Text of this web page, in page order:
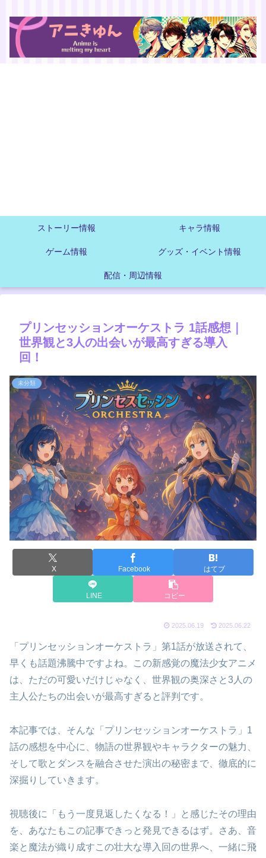
ストーリー情報 キャラ情報
ゲーム情報 グッズ・イベント情報
配信・周辺情報
プリンセッションオーケストラ 1話感想｜
世界観と3人の出会いが最高すぎる導入
回！
未分類
X Facebook はてブ
LINE コピー
2025.06.19 2025.06.22
「プリンセッションオーケストラ」第1話が放送されて、
早くも話題沸騰中ですよね。この新感覚の魔法少女アニメ
は、ただの可愛いだけじゃなく、世界観の奥深さと3人の
主人公たちの出会いが最高すぎると評判です。
本記事では、そんな「プリンセッションオーケストラ」1
話の感想を中心に、物語の世界観やキャラクターの魅力、
そして歌とダンスを融合させた演出の秘密まで、徹底的に
深掘りしていきます。
視聴後に「もう一度見返したくなる！」と感じたその理由
を、あなたもこの記事できっと発見できるはず。さあ、音
楽と魔法が織り成すこの壮大な導入回の世界へ、一緒に飛